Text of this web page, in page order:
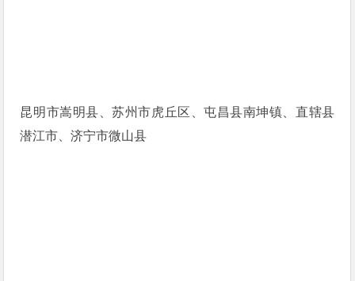
昆明市嵩明县、苏州市虎丘区、屯昌县南坤镇、直辖县
潜江市、济宁市微山县